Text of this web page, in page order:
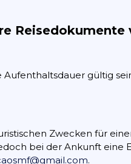
gültig
Zwecken für
bei der Ankunft eine
.